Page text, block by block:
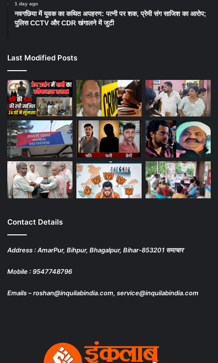
1 day ago
नवगछिया में युवक का कथित अपहरण: पत्नी पर शक, प्रेमी संग साजिश का आरोप;
पुलिस CCTV और CDR खंगालने में जुटी
Last Modified Posts
Contact Details
Address : AmarPur, Bihpur, Bhagalpur, Bihar-853201 समाचार
Mobile : 9547748796
Emails – roshan@inquilabindia.com, service@inquilabindia.com